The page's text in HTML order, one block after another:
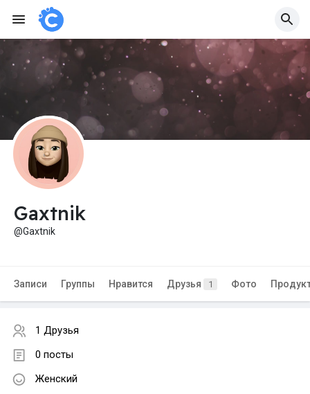
Gaxtnik
@Gaxtnik
Записи Группы Нравится Друзья 1 Фото
1 Друзья
0 посты
Женский